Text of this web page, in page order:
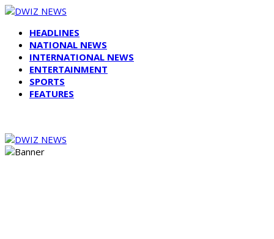
HEADLINES
NATIONAL NEWS
INTERNATIONAL NEWS
ENTERTAINMENT
SPORTS
FEATURES